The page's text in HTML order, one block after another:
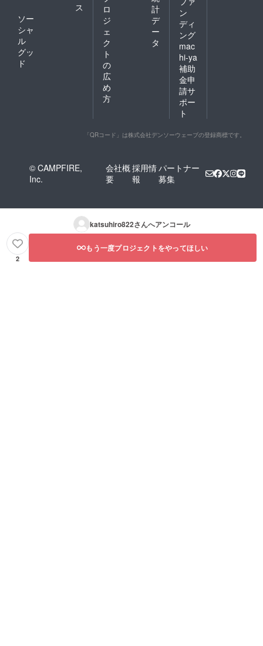
ス
ソー
シャ
ル
グッ
ド
ロ
ジ
ェ
ク
ト
の
広
め
方
計
デ
ー
タ
ン
ディ
ング
mac
hi-ya
補助
金申
請サ
ポー
ト
「QRコード」は株式会社デンソーウェーブの登録商標です。
© CAMPFIRE,
Inc.
会社概
要
採用情
報
パートナー
募集
katsuhiro822さんへアンコール
2
もう一度プロジェクトをやってほしい